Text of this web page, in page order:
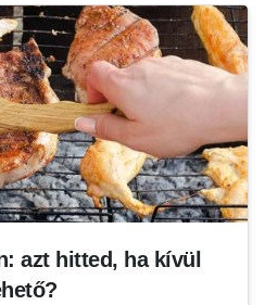
azt hitted, ha kívül